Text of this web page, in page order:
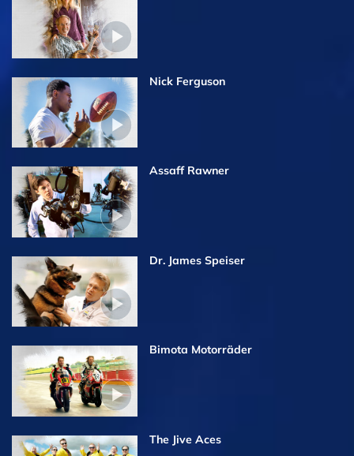
Nick Ferguson
Assaff Rawner
Dr. James Speiser
Bimota Motorräder
The Jive Aces